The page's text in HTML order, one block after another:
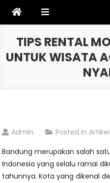
TIPS RENTAL
UNTUK WISATA
Admin Posted InArtikel
Bandung merupakan salah
Indonesia yang selalu ramai
tahunnya. Kota yang dikenal